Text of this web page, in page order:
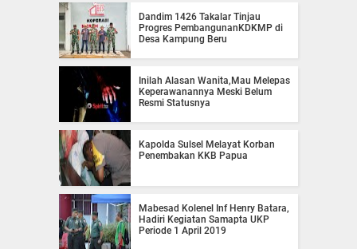
Dandim 1426 Takalar Tinjau
Progres PembangunanKDKMP di
Desa Kampung Beru
Inilah Alasan Wanita,Mau Melepas
Keperawanannya Meski Belum
Resmi Statusnya
Kapolda Sulsel Melayat Korban
Penembakan KKB Papua
Mabesad Kolenel Inf Henry Batara,
Hadiri Kegiatan Samapta UKP
Periode 1 April 2019